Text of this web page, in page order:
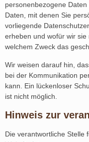
personenbezogene
Daten, mit denen Sie
vorliegende
erheben und wofür wir
welchem Zweck das
Wir weisen darauf hin,
bei der Kommunikation
kann. Ein lückenloser
ist nicht möglich.
Hinweis zur
Die verantwortliche Stelle